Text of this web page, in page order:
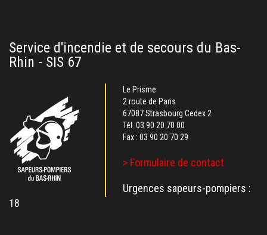
Service d'incendie et de secours du Bas-
Rhin - SIS 67
Le Prisme
2 route de Paris
67087 Strasbourg Cedex 2
Tél. 03 90 20 70 00
Fax : 03 90 20 70 29
> Formulaire de contact
Urgences sapeurs-pompiers :
18